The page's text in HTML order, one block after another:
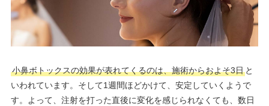
小鼻ボトックスの効果が表れてくるのは、施術からおよそ3日と
いわれています。そして1週間ほどかけて、安定していくようで
す。よって、注射を打った直後に変化を感じられなくても、数日